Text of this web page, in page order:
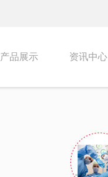
产品展示 资讯中心